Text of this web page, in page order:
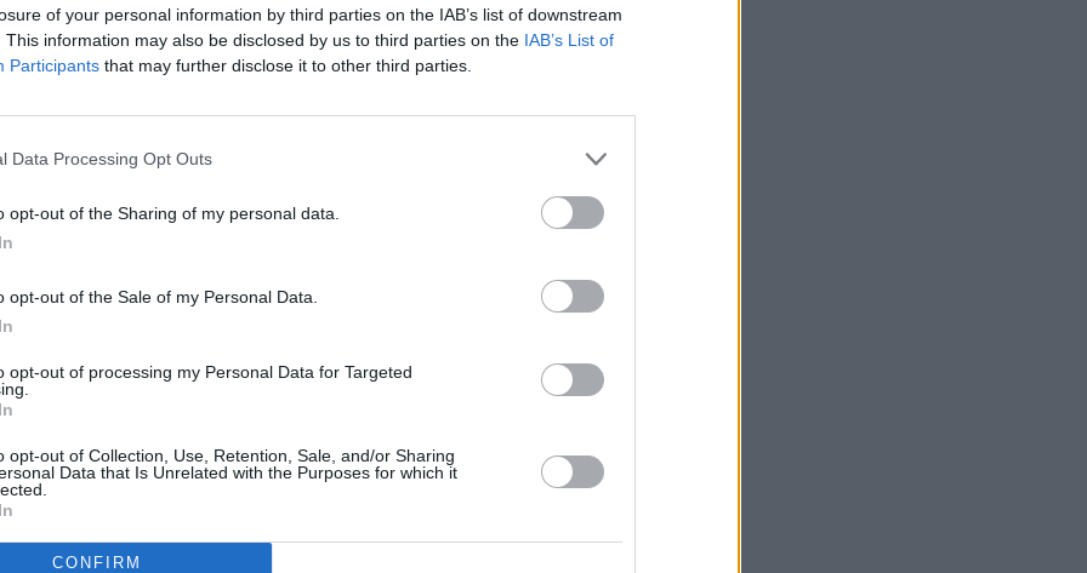
of your personal information by third parties on the IAB’s list of downstream
This information may also be disclosed by us to third parties on the IAB’s List of
Participants that may further disclose it to other third parties.
Data Processing Opt Outs
opt-out of the Sharing of my personal data.
opt-out of the Sale of my Personal Data.
opt-out of processing my Personal Data for Targeted
opt-out of Collection, Use, Retention, Sale, and/or Sharing
Data that Is Unrelated with the Purposes for which it
CONFIRM
en los residentes,
supervisión, generación de
suficientes y las curas
todos los cambios de
en los residentes al no
errores en la
en los residentes y baja
emocional del
que sigue sin haber es el
las condiciones del contrato.
para la empresa
del que no se desprendió
ni siquiera una sanción
de Bienestar Social Marciano
aniversario. Agradezco a
nosotros para trasladarnos
los hechos y hacer que
y difundir lo que ocurre
de cambiarla.
el Hospital Insular, una